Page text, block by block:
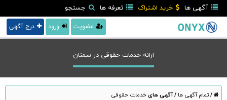
آگهی ها خرید اشتراک تعرفه ها جستجو
درج آگهی ورود عضویت
ارائه خدمات حقوقی در سمنان
/تمام آگهی ها /آگهی هایخدمات حقوقی